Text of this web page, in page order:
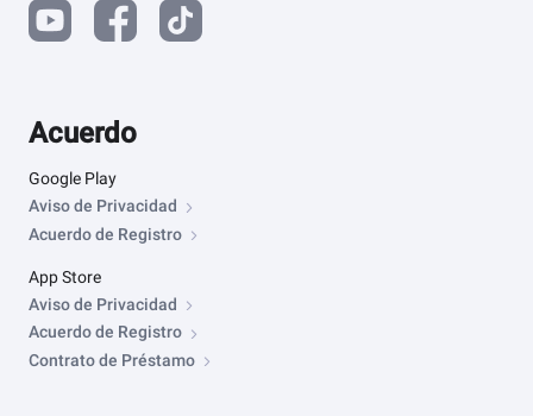
Acuerdo
Google Play
Aviso de Privacidad
Acuerdo de Registro
App Store
Aviso de Privacidad
Acuerdo de Registro
Contrato de Préstamo